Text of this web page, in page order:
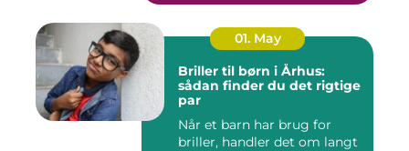
01. May
Briller til børn i Århus:
sådan finder du det rigtige
par
Når et barn har brug for
briller, handler det om langt